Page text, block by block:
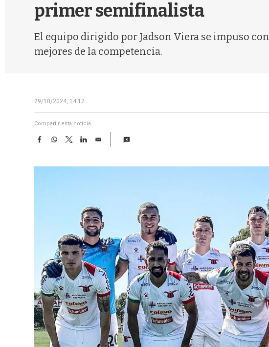
primer semifinalista
El equipo dirigido por Jadson Viera se impuso
mejores de la competencia.
29/10/2024, 14:12
Compartir esta noticia
F
e
W
t
T
w
t
L
k
n
E
i